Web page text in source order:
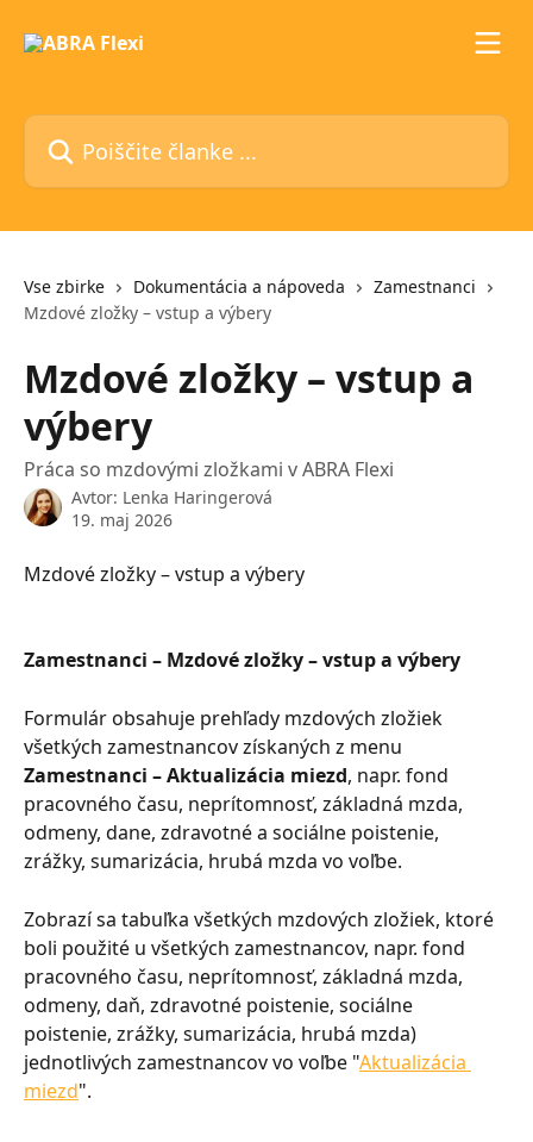
Poiščite članke ...
Vse zbirke Dokumentácia a nápoveda
Zamestnanci
Mzdové zložky – vstup a výbery
Mzdové zložky – vstup a
výbery
Práca so mzdovými zložkami v ABRA Flexi
Avtor: Lenka Haringerová
19. maj 2026
Mzdové zložky – vstup a výbery
Zamestnanci – Mzdové zložky – vstup a výbery
Formulár obsahuje prehľady mzdových zložiek
všetkých zamestnancov získaných z menu
Zamestnanci – Aktualizácia miezd, napr. fond
pracovného času, neprítomnosť, základná mzda,
odmeny, dane, zdravotné a sociálne poistenie,
zrážky, sumarizácia, hrubá mzda vo voľbe.
Zobrazí sa tabuľka všetkých mzdových zložiek, ktoré
boli použité u všetkých zamestnancov, napr. fond
pracovného času, neprítomnosť, základná mzda,
odmeny, daň, zdravotné poistenie, sociálne
poistenie, zrážky, sumarizácia, hrubá mzda)
jednotlivých zamestnancov vo voľbe "Aktualizácia
miezd".